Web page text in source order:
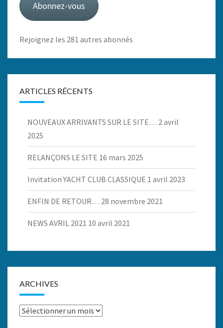
Abonnez-vous
Rejoignez les 281 autres abonnés
ARTICLES RÉCENTS
NOUVEAUX ARRIVANTS SUR LE SITE… 2 avril
2025
RELANÇONS LE SITE 16 mars 2025
Invitation YACHT CLUB CLASSIQUE 1 avril 2023
ENFIN DE RETOUR… 28 novembre 2021
NEWS AVRIL 2021 10 avril 2021
ARCHIVES
Archives